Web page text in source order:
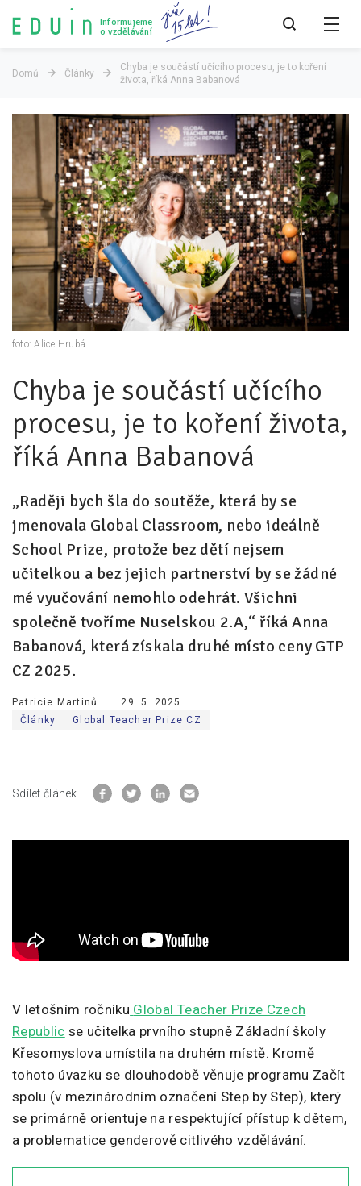
Informujeme
o vzdělávání
Všechny články
Týdeník bEDUin
Analýzy
Audit vzdělávacího systému
Všechny analýzy
Pro média
Tiskové zprávy
Pro zřizovatele
Konference Lepší škola
Kápézetka - průvodce pro zřizovatele
O nás
O nás
Partneři a dárci
Kontakty
Domů Články
Chyba je součástí učícího procesu, je to koření
života, říká Anna Babanová
Chyba je součástí učícího
procesu, je to koření života,
říká Anna Babanová
„Raději bych šla do soutěže, která by se
jmenovala Global Classroom, nebo ideálně
School Prize, protože bez dětí nejsem
učitelkou a bez jejich partnerství by se žádné
mé vyučování nemohlo odehrát. Všichni
společně tvoříme Nuselskou 2.A,“ říká Anna
Babanová, která získala druhé místo ceny GTP
CZ 2025.
Patricie Martinů
29. 5. 2025
Články
Global Teacher Prize CZ
foto: Alice Hrubá
Sdílet článek
V letošním ročníku Global Teacher Prize Czech
Republic se učitelka prvního stupně Základní školy
Křesomyslova umístila na druhém místě. Kromě
tohoto úvazku se dlouhodobě věnuje programu Začít
spolu (v mezinárodním označení Step by Step), který
se primárně orientuje na respektující přístup k dětem,
a problematice genderově citlivého vzdělávání.